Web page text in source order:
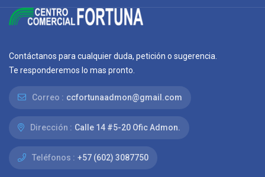
Contáctanos para cualquier duda, petición o sugerencia.
Te responderemos lo mas pronto.
Correo : ccfortunaadmon@gmail.com
Dirección : Calle 14 #5-20 Ofic Admon.
Teléfonos : +57 (602) 3087750